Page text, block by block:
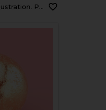
lines on Black background.